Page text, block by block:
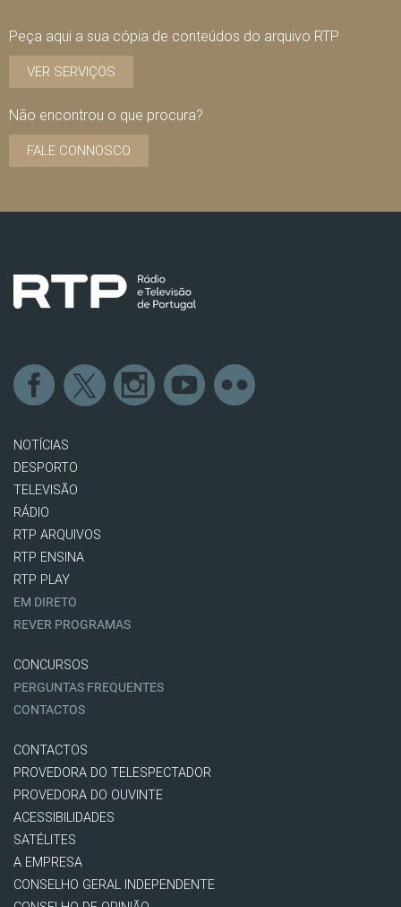
Peça aqui a sua cópia de conteúdos do arquivo RTP
VER SERVIÇOS
Não encontrou o que procura?
FALE CONNOSCO
NOTÍCIAS
DESPORTO
TELEVISÃO
RÁDIO
RTP ARQUIVOS
RTP ENSINA
RTP PLAY
EM DIRETO
REVER PROGRAMAS
CONCURSOS
PERGUNTAS FREQUENTES
CONTACTOS
CONTACTOS
PROVEDORA DO TELESPECTADOR
PROVEDORA DO OUVINTE
ACESSIBILIDADES
SATÉLITES
A EMPRESA
CONSELHO GERAL INDEPENDENTE